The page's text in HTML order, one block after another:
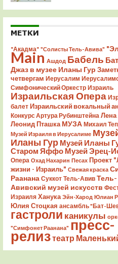
МЕТКИ
"Акадма" "Солисты Тель-Авива"
Main Ашдод Бабель
Джаз в музее Иланы Гур
четвергам Иерусалим
Симфонический Оркестр Израиль
Израильская Опера
балет Израильский вокальный
Конкурс Артура Рубинштейна Лена
Леонид Пташка МУЗА Михаил
Музей Израиля в Иерусалиме
Иланы Гур Музей Иланы
Старом Яффо Музей Эрец-
Опера Охад Нахарин Песах Проект
жизни - Израиль" Свежая краска
Раанана Суккот Тель-Авив Тель-
Авивский музей искусств
Израиля Ханука Эйн-Харод Юлиан
Юлия Стоцкая ансамбль "Бат-
гастроли каникулы
"Симфонет Раанана" пресс-
релизтеатр